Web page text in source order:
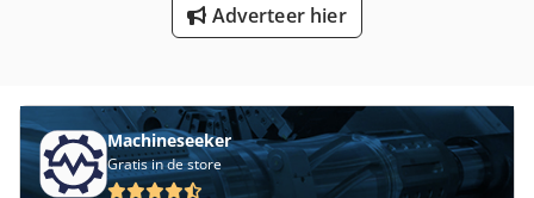
Vlak Bed SlijpmachineAdverteer hier
Machineseeker
Gratis in de store